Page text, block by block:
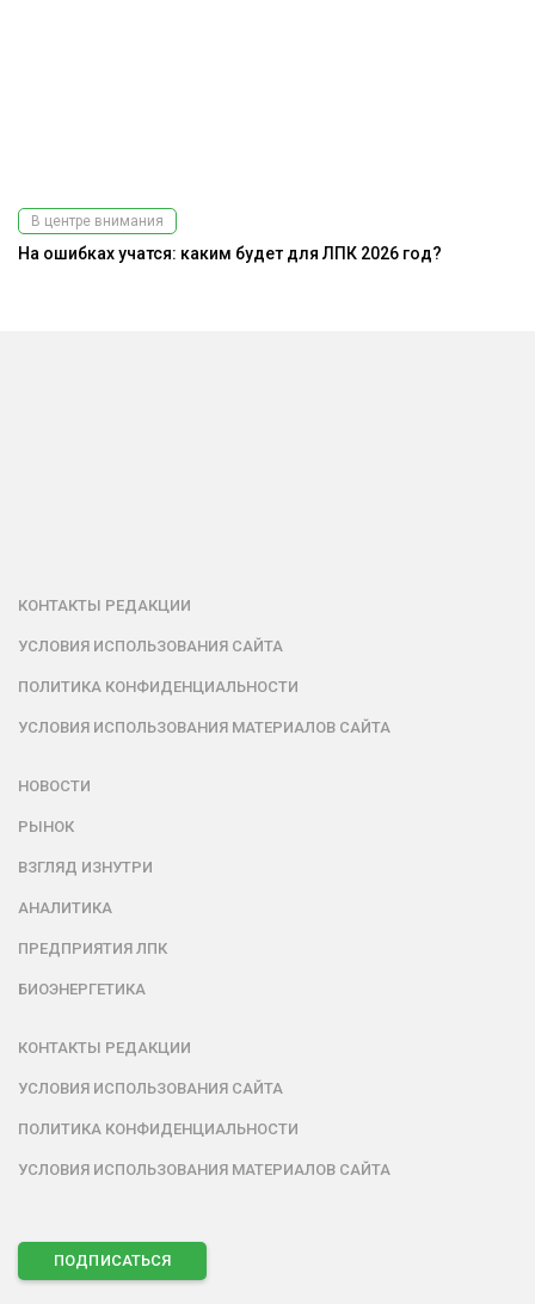
В центре внимания
На ошибках учатся: каким будет для ЛПК 2026 год?
КОНТАКТЫ РЕДАКЦИИ
УСЛОВИЯ ИСПОЛЬЗОВАНИЯ САЙТА
ПОЛИТИКА КОНФИДЕНЦИАЛЬНОСТИ
УСЛОВИЯ ИСПОЛЬЗОВАНИЯ МАТЕРИАЛОВ САЙТА
НОВОСТИ
РЫНОК
ВЗГЛЯД ИЗНУТРИ
АНАЛИТИКА
ПРЕДПРИЯТИЯ ЛПК
БИОЭНЕРГЕТИКА
КОНТАКТЫ РЕДАКЦИИ
УСЛОВИЯ ИСПОЛЬЗОВАНИЯ САЙТА
ПОЛИТИКА КОНФИДЕНЦИАЛЬНОСТИ
УСЛОВИЯ ИСПОЛЬЗОВАНИЯ МАТЕРИАЛОВ САЙТА
ПОДПИСАТЬСЯ